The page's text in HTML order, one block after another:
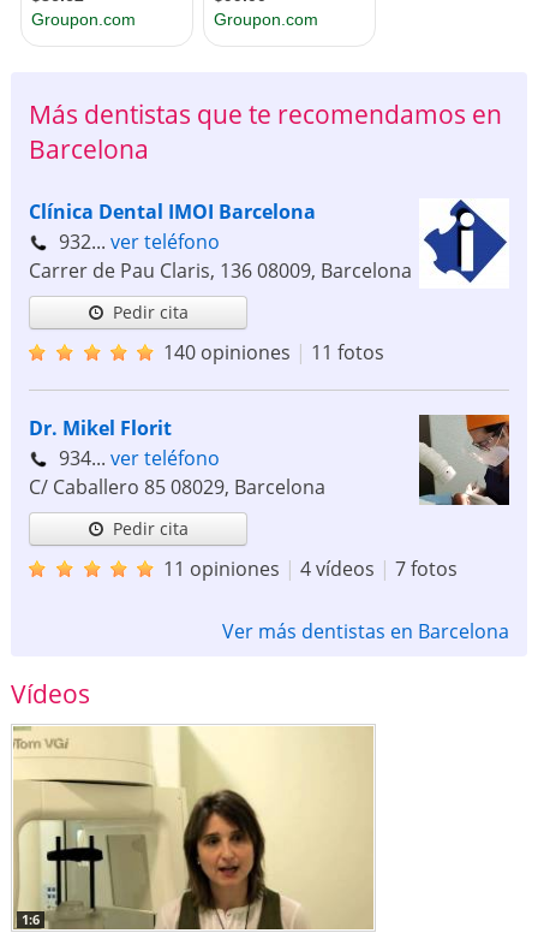
Más dentistas que te recomendamos en
Barcelona
Clínica Dental IMOI Barcelona
932... ver teléfono
Carrer de Pau Claris, 13608009, Barcelona
Pedir cita
140 opiniones | 11 fotos
Dr. Mikel Florit
934... ver teléfono
C/ Caballero 8508029, Barcelona
Pedir cita
11 opiniones | 4 vídeos | 7 fotos
Ver más dentistas en Barcelona
Vídeos
1:6